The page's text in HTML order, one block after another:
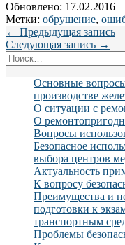
Обновлено: 17.02.2016
Метки: обрушение,
← Предыдущая запись
Следующая запись →
Найти:
Основные
производстве
О ситуации с
О
Вопросы
Безопасное
выбора центров
Актуальность
К вопросу
Преимущества и
подготовки к
транспортным
Проблемы